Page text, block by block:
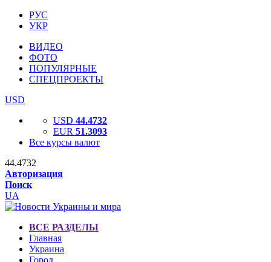
РУС
УКР
ВИДЕО
ФОТО
ПОПУЛЯРНЫЕ
СПЕЦПРОЕКТЫ
USD
USD 44.4732
EUR 51.3093
Все курсы валют
44.4732
Авторизация
Поиск
UA
ВСЕ РАЗДЕЛЫ
Главная
Украина
Город